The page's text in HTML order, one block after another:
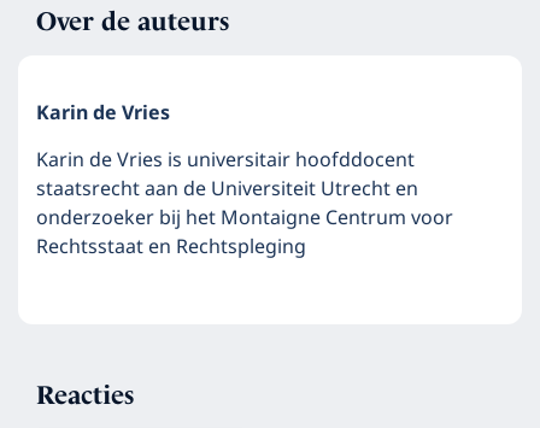
Over de auteurs
Karin de Vries
Karin de Vries is universitair hoofddocent
staatsrecht aan de Universiteit Utrecht en
onderzoeker bij het Montaigne Centrum voor
Rechtsstaat en Rechtspleging
Reacties